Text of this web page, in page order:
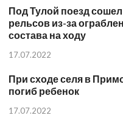
Под Тулой поезд
рельсов из-за
состава на ходу
17.07.2022
При сходе селя в
погиб ребенок
17.07.2022